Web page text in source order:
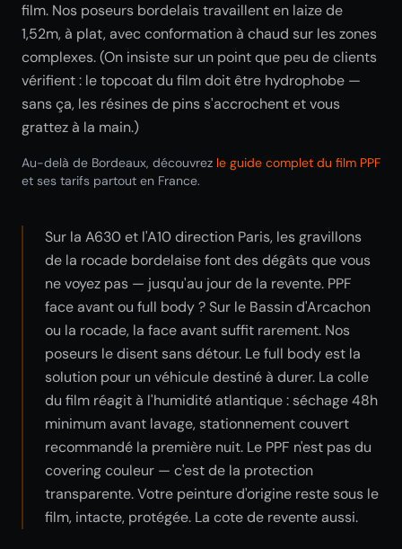
film. Nos poseurs bordelais travaillent en laize de
1,52m, à plat, avec conformation à chaud sur les zones
complexes. (On insiste sur un point que peu de clients
vérifient : le topcoat du film doit être hydrophobe —
sans ça, les résines de pins s'accrochent et vous
grattez à la main.)
Au-delà de Bordeaux, découvrez le guide complet du film PPF
et ses tarifs partout en France.
Sur la A630 et l'A10 direction Paris, les gravillons
de la rocade bordelaise font des dégâts que vous
ne voyez pas — jusqu'au jour de la revente. PPF
face avant ou full body ? Sur le Bassin d'Arcachon
ou la rocade, la face avant suffit rarement. Nos
poseurs le disent sans détour. Le full body est la
solution pour un véhicule destiné à durer. La colle
du film réagit à l'humidité atlantique : séchage 48h
minimum avant lavage, stationnement couvert
recommandé la première nuit. Le PPF n'est pas du
covering couleur — c'est de la protection
transparente. Votre peinture d'origine reste sous le
film, intacte, protégée. La cote de revente aussi.